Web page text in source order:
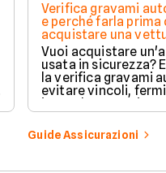
Verifica gravami
e perché farla prima
acquistare una
Vuoi acquistare
usata in sicurezza?
la verifica gravami
evitare vincoli,
ipoteche. Scopri
tutelare il tuo
Guide Assicurazioni